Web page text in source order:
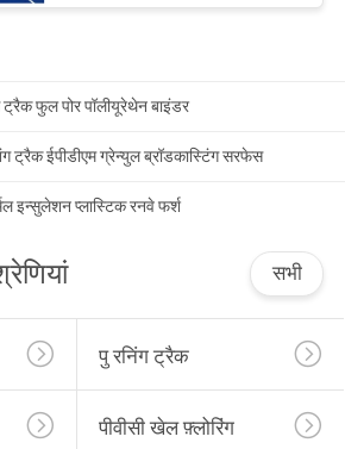
ट्रैक फुल पोर पॉलीयूरेथेन बाइंडर
ट्रैक ईपीडीएम ग्रेन्युल ब्रॉडकास्टिंग सरफेस
इन्सुलेशन प्लास्टिक रनवे फर्श
सभी
पु रनिंग ट्रैक
पीवीसी खेल फ़्लोरिंग